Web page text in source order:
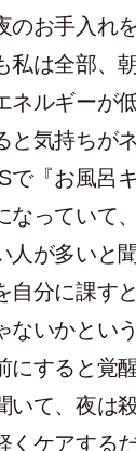
のお手入れ
私は全部、
ネルギーが
と気持ちが
で『お風呂
なっていて
人が多いと
自分に課す
ないかとい
にすると覚
いて、夜は
ケアするだ